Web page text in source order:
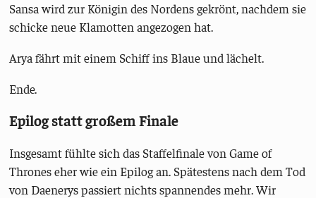
Sansa wird zur Königin des Nordens gekrönt, nachdem sie
schicke neue Klamotten angezogen hat.
Arya fährt mit einem Schiff ins Blaue und lächelt.
Ende.
Epilog statt großem Finale
Insgesamt fühlte sich das Staffelfinale von Game of
Thrones eher wie ein Epilog an. Spätestens nach dem Tod
von Daenerys passiert nichts spannendes mehr. Wir